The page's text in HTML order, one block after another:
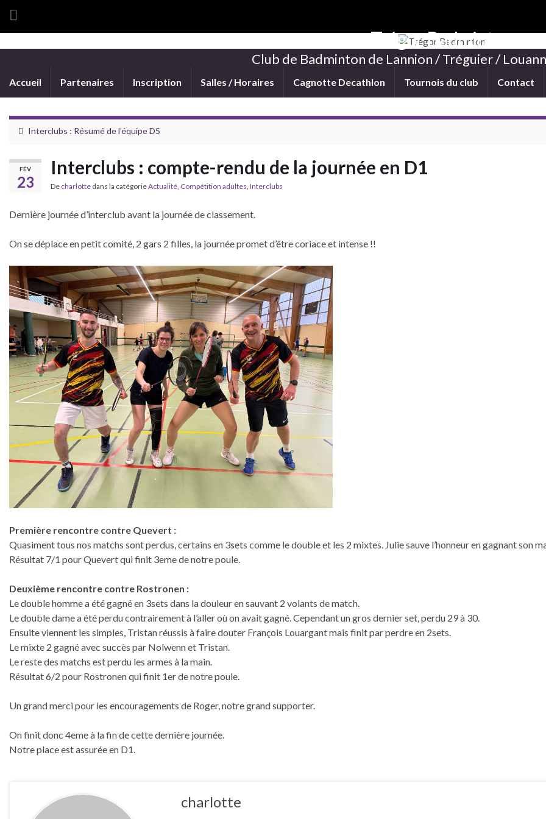
Trégor Badminton
Club de Badminton de Lannion / Tréguier /
Accueil Partenaires Inscription Salles / Horaires Cagnotte Decathlon Tournois du club Contact
Interclubs : Résumé de l’équipe D5
FÉV
23
Interclubs : compte-rendu de la journée en D1
De charlotte dans la catégorieActualité, Compétition adultes, Interclubs
Dernière journée d’interclub avant la journée de classement.
On se déplace en petit comité, 2 gars 2 filles, la journée promet d’être coriace et intense !!
Première rencontre contre Quevert :
Quasiment tous nos matchs sont perdus, certains en 3sets comme le double et les 2 mixtes. Julie sauve l’honneur en gagnant son
Résultat 7/1 pour Quevert qui finit 3eme de notre poule.
Deuxième rencontre contre Rostronen :
Le double homme a été gagné en 3sets dans la douleur en sauvant 2 volants de match.
Le double dame a été perdu contrairement à l’aller où on avait gagné. Cependant un gros dernier set, perdu 29 à 30.
Ensuite viennent les simples, Tristan réussis à faire douter François Louargant mais finit par perdre en 2sets.
Le mixte 2 gagné avec succès par Nolwenn et Tristan.
Le reste des matchs est perdu les armes à la main.
Résultat 6/2 pour Rostronen qui finit 1er de notre poule.
Un grand merci pour les encouragements de Roger, notre grand supporter.
On finit donc 4eme à la fin de cette dernière journée.
Notre place est assurée en D1.
charlotte